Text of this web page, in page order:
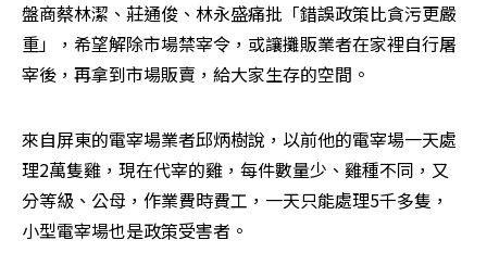
盤商蔡林潔、莊通俊、林永盛痛批「錯誤政策比貪污更嚴
重」，希望解除市場禁宰令，或讓攤販業者在家裡自行屠
宰後，再拿到市場販賣，給大家生存的空間。
來自屏東的電宰場業者邱炳樹說，以前他的電宰場一天處
理2萬隻雞，現在代宰的雞，每件數量少、雞種不同，又
分等級、公母，作業費時費工，一天只能處理5千多隻，
小型電宰場也是政策受害者。